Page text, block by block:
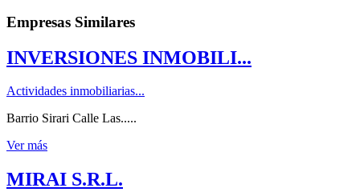
Empresas Similares
INVERSIONES INMOBILI...
Actividades inmobiliarias...
Barrio Sirari Calle Las.....
Ver más
MIRAI S.R.L.